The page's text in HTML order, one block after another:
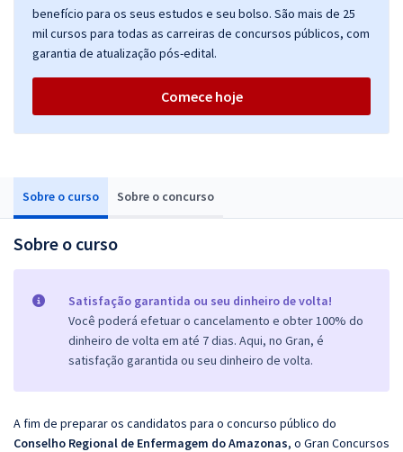
Sobre o curso Sobre o concurso
Sobre o curso
Satisfação garantida ou seu dinheiro de volta!
Você poderá efetuar o cancelamento e obter 100% do
dinheiro de volta em até 7 dias. Aqui, no Gran, é
satisfação garantida ou seu dinheiro de volta.
A fim de preparar os candidatos para o concurso público do
Conselho Regional de Enfermagem do Amazonas, o Gran Concursos
benefício para os seus estudos e seu bolso. São mais de 25
mil cursos para todas as carreiras de concursos públicos, com
garantia de atualização pós-edital.
Comece hoje